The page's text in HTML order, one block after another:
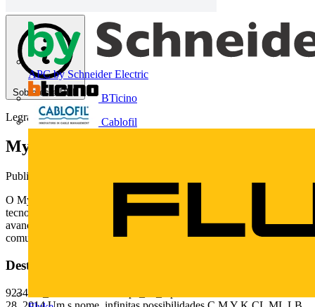
APC by Schneider Electric
BTicino
Cablofil
Sobre este PDF
Legrand
MyHOME, automação residencial
Publicado: 31 de março de 2016
O MyHOME é a solução de automação residencial de alta
tecnologia da Legrand para o projeto de sistemas elétricos mais
avançados em termos de conforto, segurança, economia de energia,
comunicação de áudio/vídeo e controle local ou remoto.
Deste documento
92342-1_Cat New L&L Capa_25_1.pdf - PG-1 - 23:10:27 - March